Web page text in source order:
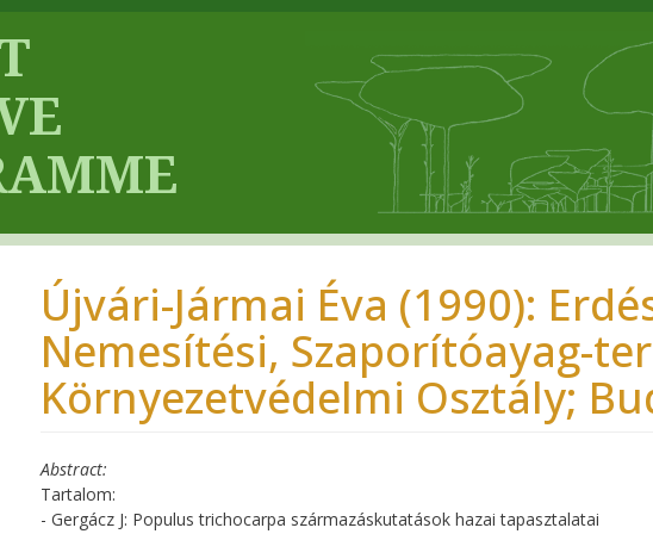
Újvári-Jármai Éva (1990):
Nemesítési, Szaporítóayag-
Környezetvédelmi Osztály;
Abstract
Tartalom:
- Gergácz J: Populus trichocarpa származáskutatások hazai tapasztalatai